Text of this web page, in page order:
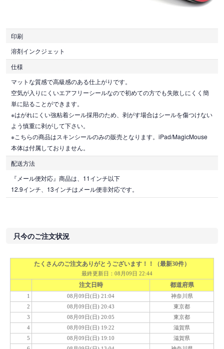
印刷
溶剤インクジェット
仕様
マットな質感で高級感のある仕上がりです。
空気が入りにくいエアフリーシールなので初めての方でも失敗しにくく簡
単に貼ることができます。
※はがれにくい強粘着シール採用のため、剥がす場合はシールを傷つけない
よう慎重に剥がして下さい。
※こちらの商品はスキンシールのみの販売となります。iPad/MagicMouse
本体は付属しておりません。
配送方法
『メール便対応』商品は、11インチ以下
12.9インチ、13インチはメール便非対応です。
只今のご注文状況